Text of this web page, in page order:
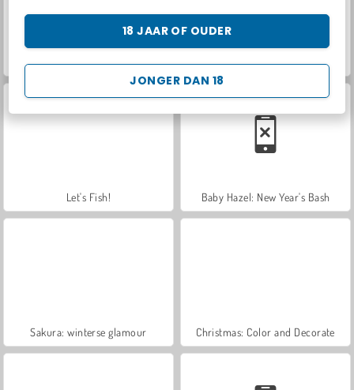
JONGER DAN 18
18 JAAR OF OUDER
Farm Merge Valley Hidden Object: Street of Secrets
Let's Fish! Baby Hazel: New Year's Bash
Sakura: winterse glamour Christmas: Color and Decorate